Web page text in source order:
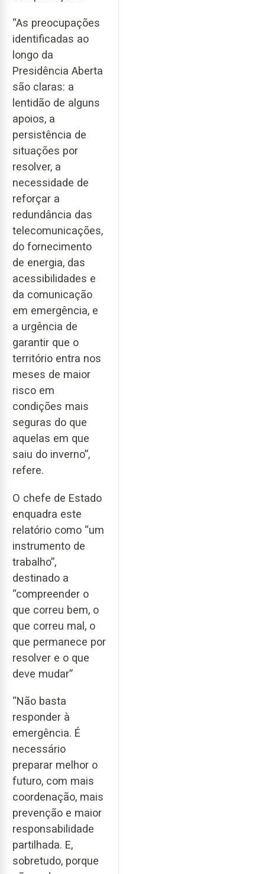
“As preocupações
identificadas ao
longo da
Presidência Aberta
são claras: a
lentidão de alguns
apoios, a
persistência de
situações por
resolver, a
necessidade de
reforçar a
redundância das
telecomunicações,
do fornecimento
de energia, das
acessibilidades e
da comunicação
em emergência, e
a urgência de
garantir que o
território entra nos
meses de maior
risco em
condições mais
seguras do que
aquelas em que
saiu do inverno”,
refere.
O chefe de Estado
enquadra este
relatório como “um
instrumento de
trabalho”,
destinado a
“compreender o
que correu bem, o
que correu mal, o
que permanece por
resolver e o que
deve mudar”
“Não basta
responder à
emergência. É
necessário
preparar melhor o
futuro, com mais
coordenação, mais
prevenção e maior
responsabilidade
partilhada. E,
sobretudo, porque